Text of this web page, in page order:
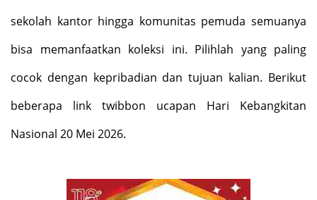
sekolah kantor hingga komunitas pemuda semuanya
bisa memanfaatkan koleksi ini. Pilihlah yang paling
cocok dengan kepribadian dan tujuan kalian. Berikut
beberapa link twibbon ucapan Hari Kebangkitan
Nasional 20 Mei 2026.